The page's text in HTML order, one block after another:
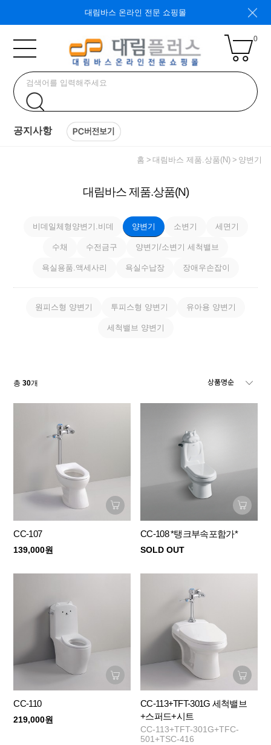
대림바스 온라인 전문 쇼핑몰
0
공지사항
홈 대림바스 제품.상품(N) 양변기
대림바스 제품.상품(N)
비데일체형양변기.비데 양변기 소변기 세면기
수채 수전금구 양변기/소변기 세척밸브
욕실용품.액세사리 욕실수납장 장애우손잡이
원피스형 양변기 투피스형 양변기 유아용 양변기
세척밸브 양변기
총30개
CC-107
139,000원
CC-108 *탱크부속포함가*
SOLD OUT
CC-110
219,000원
CC-113+TFT-301G 세척밸브
+스퍼드+시트
CC-113+TFT-301G+TFC-
501+TSC-416